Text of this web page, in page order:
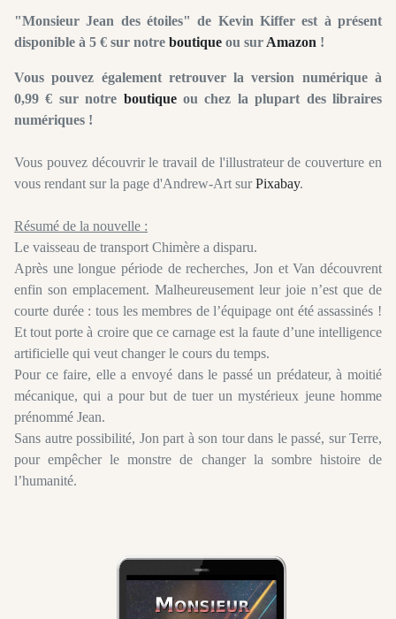
"Monsieur Jean des étoiles" de Kevin Kiffer est à présent
disponible à 5 € sur notre boutique ou sur Amazon !
Vous pouvez également retrouver la version numérique à
0,99 € sur notre boutiqueou chez la plupart des libraires
numériques !
Vous pouvez découvrir le travail de l'illustrateur de couverture en
vous rendant sur la page d'Andrew-Art surPixabay.
Résumé de la nouvelle :
Le vaisseau de transport Chimère a disparu.
Après une longue période de recherches, Jon et Van découvrent
enfin son emplacement. Malheureusement leur joie n’est que de
courte durée : tous les membres de l’équipage ont été assassinés !
Et tout porte à croire que ce carnage est la faute d’une intelligence
artificielle qui veut changer le cours du temps.
Pour ce faire, elle a envoyé dans le passé un prédateur, à moitié
mécanique, qui a pour but de tuer un mystérieux jeune homme
prénommé Jean.
Sans autre possibilité, Jon part à son tour dans le passé, sur Terre,
pour empêcher le monstre de changer la sombre histoire de
l’humanité.